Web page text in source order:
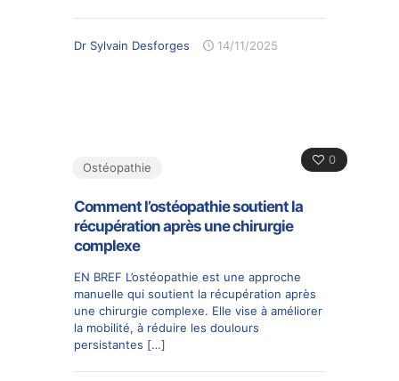
Dr Sylvain Desforges 14/11/2025
0
Ostéopathie
Comment l’ostéopathie soutient la
récupération après une chirurgie
complexe
EN BREF L’ostéopathie est une approche
manuelle qui soutient la récupération après
une chirurgie complexe. Elle vise à améliorer
la mobilité, à réduire les doulours
persistantes […]